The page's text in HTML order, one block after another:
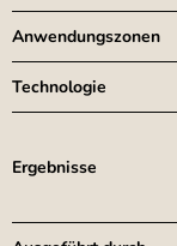
Anwendungszonen
Technologie
Ergebnisse